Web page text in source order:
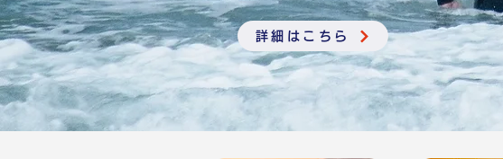
詳細はこちら